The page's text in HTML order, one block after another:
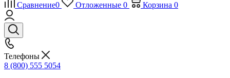
Сравнение0 Отложенные 0 Корзина 0
Телефоны
8 (800) 555 5054